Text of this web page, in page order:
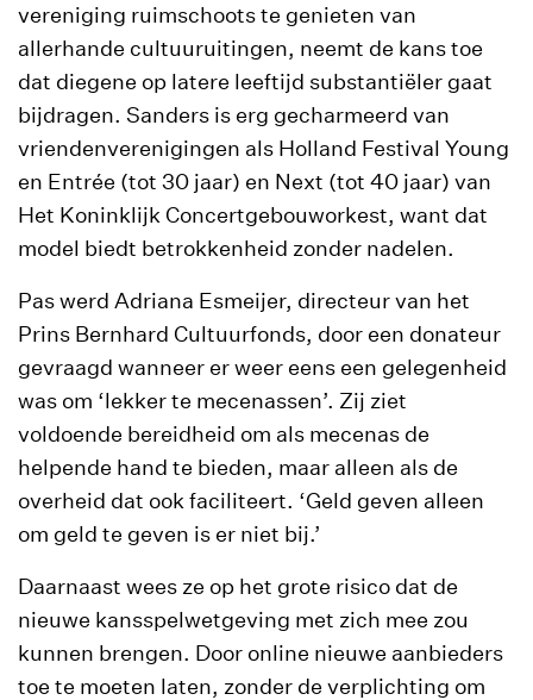
vereniging ruimschoots te genieten van
allerhande cultuuruitingen, neemt de kans toe
dat diegene op latere leeftijd substantiëler gaat
bijdragen. Sanders is erg gecharmeerd van
vriendenverenigingen als Holland Festival Young
en Entrée (tot 30 jaar) en Next (tot 40 jaar) van
Het Koninklijk Concertgebouworkest, want dat
model biedt betrokkenheid zonder nadelen.
Pas werd Adriana Esmeijer, directeur van het
Prins Bernhard Cultuurfonds, door een donateur
gevraagd wanneer er weer eens een gelegenheid
was om ‘lekker te mecenassen’. Zij ziet
voldoende bereidheid om als mecenas de
helpende hand te bieden, maar alleen als de
overheid dat ook faciliteert. ‘Geld geven alleen
om geld te geven is er niet bij.’
Daarnaast wees ze op het grote risico dat de
nieuwe kansspelwetgeving met zich mee zou
kunnen brengen. Door online nieuwe aanbieders
toe te moeten laten, zonder de verplichting om